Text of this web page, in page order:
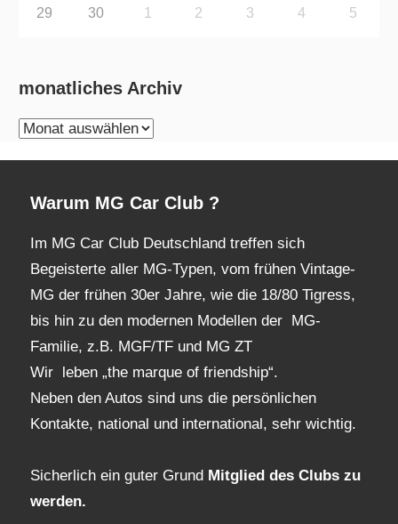
29 30 1 2 3 4 5
monatliches Archiv
monatliches
Warum MG Car Club ?
Im MG Car Club Deutschland treffen sich
Begeisterte aller MG-Typen, vom frühen Vintage-
MG der frühen 30er Jahre, wie die 18/80 Tigress,
bis hin zu den modernen Modellen der MG-
Familie, z.B. MGF/TF und MG ZT
Wir leben „the marque of friendship“.
Neben den Autos sind uns die persönlichen
Kontakte, national und international, sehr wichtig.
Sicherlich ein guter Grund Mitglied des Clubs zu
werden.